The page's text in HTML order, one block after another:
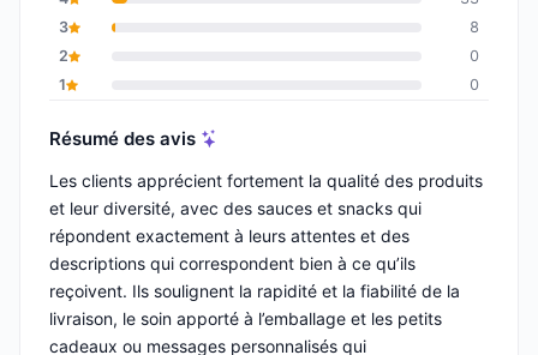
3
8
2
0
1
0
Résumé des avis
Les clients apprécient fortement la qualité des produits
et leur diversité, avec des sauces et snacks qui
répondent exactement à leurs attentes et des
descriptions qui correspondent bien à ce qu’ils
reçoivent. Ils soulignent la rapidité et la fiabilité de la
livraison, le soin apporté à l’emballage et les petits
cadeaux ou messages personnalisés qui